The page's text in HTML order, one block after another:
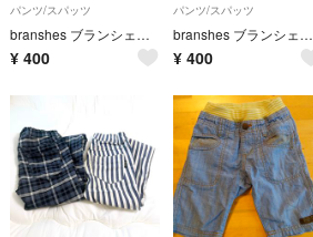
パンツ/スパッツ
branshes ブランシェス 100 ハーフパンツ
¥ 400
パンツ/スパッツ
branshes ブランシェス 100 ハーフパンツ
¥ 400